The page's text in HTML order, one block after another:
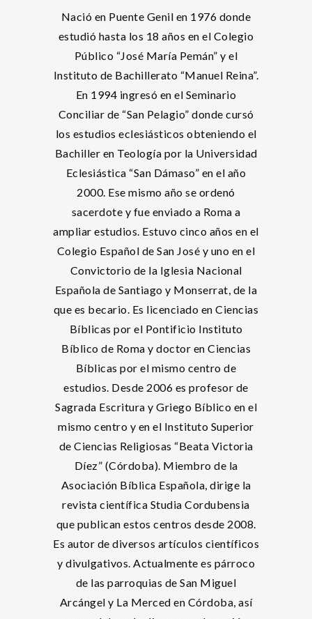
Nació en Puente Genil en 1976 donde
estudió hasta los 18 años en el Colegio
Público “José María Pemán” y el
Instituto de Bachillerato “Manuel Reina”.
En 1994 ingresó en el Seminario
Conciliar de “San Pelagio” donde cursó
los estudios eclesiásticos obteniendo el
Bachiller en Teología por la Universidad
Eclesiástica “San Dámaso” en el año
2000. Ese mismo año se ordenó
sacerdote y fue enviado a Roma a
ampliar estudios. Estuvo cinco años en el
Colegio Español de San José y uno en el
Convictorio de la Iglesia Nacional
Española de Santiago y Monserrat, de la
que es becario. Es licenciado en Ciencias
Bíblicas por el Pontificio Instituto
Bíblico de Roma y doctor en Ciencias
Bíblicas por el mismo centro de
estudios. Desde 2006 es profesor de
Sagrada Escritura y Griego Bíblico en el
mismo centro y en el Instituto Superior
de Ciencias Religiosas “Beata Victoria
Díez” (Córdoba). Miembro de la
Asociación Bíblica Española, dirige la
revista científica Studia Cordubensia
que publican estos centros desde 2008.
Es autor de diversos artículos científicos
y divulgativos. Actualmente es párroco
de las parroquias de San Miguel
Arcángel y La Merced en Córdoba, así